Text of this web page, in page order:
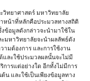
ทยาศาสตร์ มหาวิทยาลัย
หน้าที่หลักคือประมวลทางสถิติ
ข้อมูลดังกล่าวจะนำมาใช้ใน
มหาวิทยาลัยจะนำผลลัพธ์ดัง
ามต้องการ และการใช้งาน
และใช้ประมวลผลนั้นจะไม่มี
ารแต่อย่างใด อีกทั้งไม่มีการ
น และใช้เป็นเพียงข้อมูลทาง